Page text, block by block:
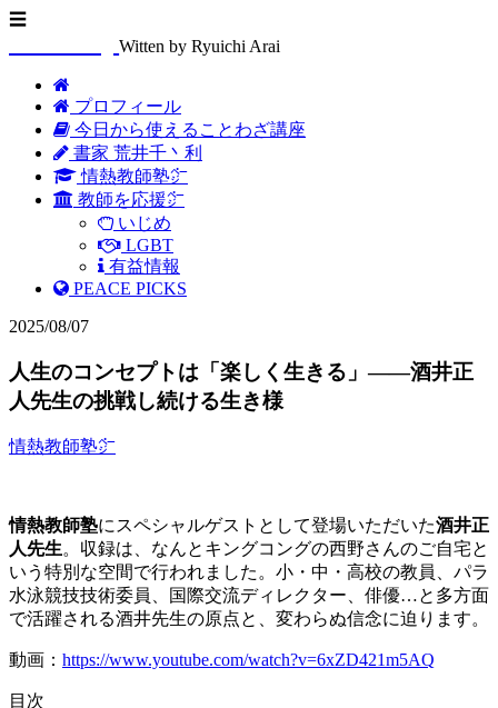
☰
Witten by Ryuichi Arai
プロフィール
今日から使えることわざ講座
書家 荒井千丶利
情熱教師塾㌻
教師を応援㌻
いじめ
LGBT
有益情報
PEACE PICKS
2025/08/07
人生のコンセプトは「楽しく生きる」——酒井正
人先生の挑戦し続ける生き様
情熱教師塾㌻
情熱教師塾にスペシャルゲストとして登場いただいた酒井正
人先生。収録は、なんとキングコングの西野さんのご自宅と
いう特別な空間で行われました。小・中・高校の教員、パラ
水泳競技技術委員、国際交流ディレクター、俳優…と多方面
で活躍される酒井先生の原点と、変わらぬ信念に迫ります。
動画： https://www.youtube.com/watch?v=6xZD421m5AQ
目次